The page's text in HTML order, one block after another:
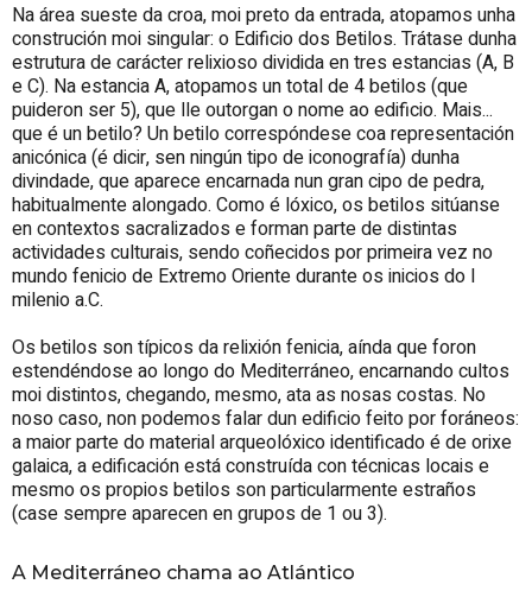
Na área sueste da croa, moi preto da entrada, atopamos unha
construción moi singular: o Edificio dos Betilos. Trátase dunha
estrutura de carácter relixioso dividida en tres estancias (A, B
e C). Na estancia A, atopamos un total de 4 betilos (que
puideron ser 5), que lle outorgan o nome ao edificio. Mais...
que é un betilo? Un betilo correspóndese coa representación
anicónica (é dicir, sen ningún tipo de iconografía) dunha
divindade, que aparece encarnada nun gran cipo de pedra,
habitualmente alongado. Como é lóxico, os betilos sitúanse
en contextos sacralizados e forman parte de distintas
actividades culturais, sendo coñecidos por primeira vez no
mundo fenicio de Extremo Oriente durante os inicios do I
milenio a.C.
Os betilos son típicos da relixión fenicia, aínda que foron
estendéndose ao longo do Mediterráneo, encarnando cultos
moi distintos, chegando, mesmo, ata as nosas costas. No
noso caso, non podemos falar dun edificio feito por foráneos:
a maior parte do material arqueolóxico identificado é de orixe
galaica, a edificación está construída con técnicas locais e
mesmo os propios betilos son particularmente estraños
(case sempre aparecen en grupos de 1 ou 3).
A Mediterráneo chama ao Atlántico